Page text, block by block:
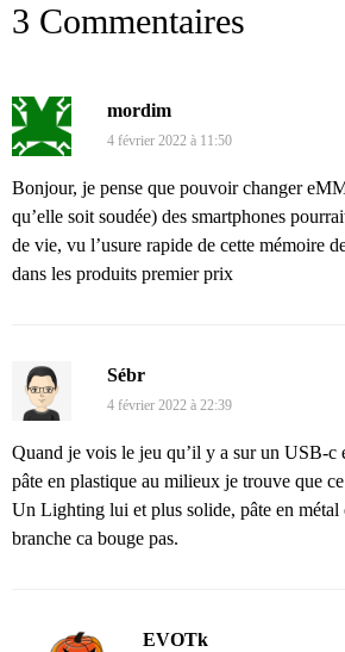
3 Commentaires
mordim
4 février 2022 à 11:50
Bonjour, je pense que pouvoir changer
qu’elle soit soudée) des smartphones
de vie, vu l’usure rapide de cette mémoire
dans les produits premier prix
Sébr
4 février 2022 à 22:39
Quand je vois le jeu qu’il y a sur un USB-c
pâte en plastique au milieux je trouve que
Un Lighting lui et plus solide, pâte en métal
branche ca bouge pas.
EVOTk